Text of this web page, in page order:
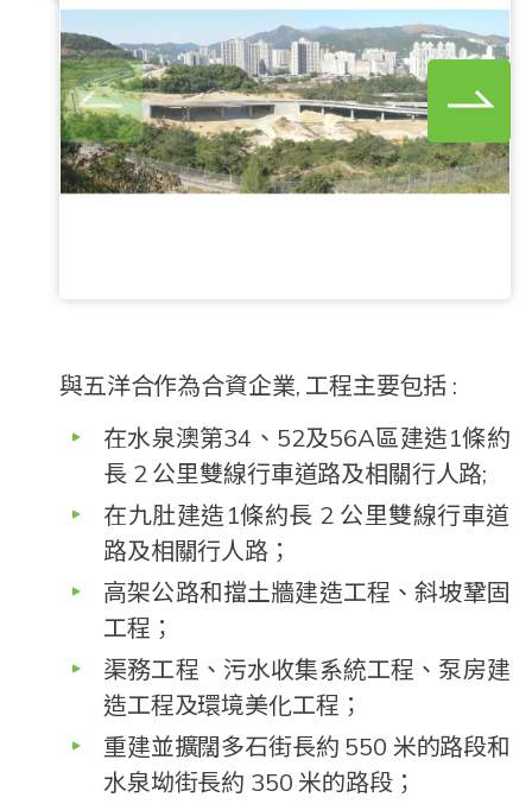
與五洋合作為合資企業, 工程主要包括 :
在水泉澳第34、52及56A區建造1條約
長 2 公里雙線行車道路及相關行人路;
在九肚建造1條約長 2 公里雙線行車道
路及相關行人路；
高架公路和擋土牆建造工程、斜坡鞏固
工程；
渠務工程、污水收集系統工程、泵房建
造工程及環境美化工程；
重建並擴闊多石街長約 550 米的路段和
水泉坳街長約 350 米的路段；